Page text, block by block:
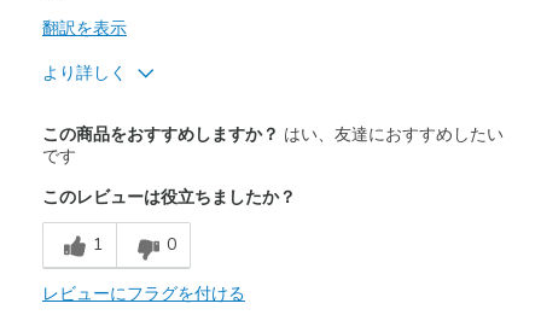
翻訳を表示
より詳しく
Breathe Well
Comfortable
Durable
以下に最適
この商品をおすすめしますか？ はい、友達におすすめしたい
です
このレビューは役立ちましたか？
1 0
レビューにフラグを付ける